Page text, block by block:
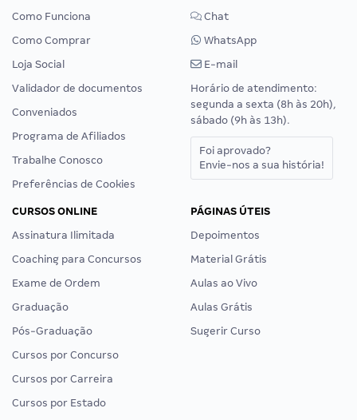
Como Funciona
Como Comprar
Loja Social
Validador de documentos
Conveniados
Programa de Afiliados
Trabalhe Conosco
Preferências de Cookies
Chat
WhatsApp
E-mail
Horário de atendimento:
segunda a sexta (8h às 20h),
sábado (9h às 13h).
Foi aprovado?
Envie-nos a sua história!
CURSOS ONLINE
Assinatura Ilimitada
Coaching para Concursos
Exame de Ordem
Graduação
Pós-Graduação
Cursos por Concurso
Cursos por Carreira
Cursos por Estado
PÁGINAS ÚTEIS
Depoimentos
Material Grátis
Aulas ao Vivo
Aulas Grátis
Sugerir Curso